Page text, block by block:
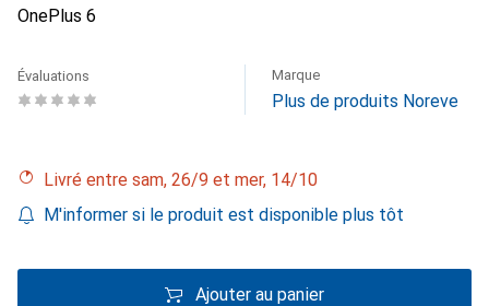
OnePlus 6
Évaluations Marque
Plus de produits Noreve
Livré entre sam, 26/9 et mer, 14/10
M'informer si le produit est disponible plus tôt
Ajouter au panier